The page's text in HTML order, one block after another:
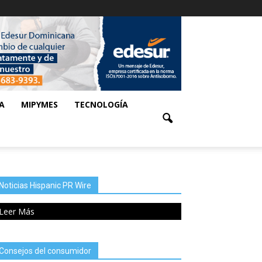
MIPYMES TECNOLOGÍA
Noticias Hispanic PR Wire
Leer Más
del consumidor